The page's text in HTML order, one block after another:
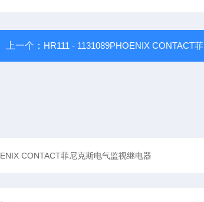
上一个： HR111 - 1131089PHOENIX CONTACT菲尼克斯电气辅助继电器